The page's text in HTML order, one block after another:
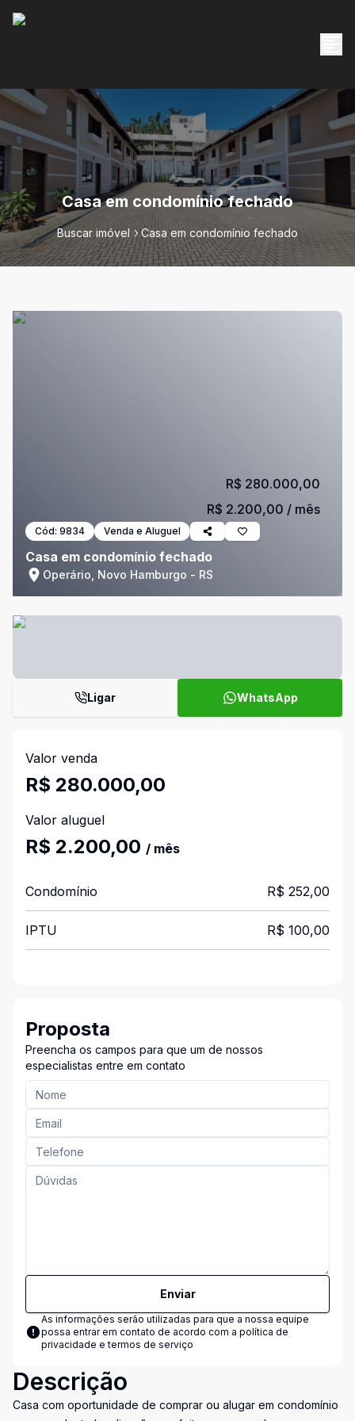
Casa em condomínio fechado
Buscar imóvel Casa em condomínio fechado
Cód: 9834 Venda e Aluguel
Casa em condomínio fechado
Operário, Novo Hamburgo - RS
R$ 280.000,00
R$ 2.200,00 / mês
Ligar WhatsApp
Valor venda
R$ 280.000,00
Valor aluguel
R$ 2.200,00 / mês
Condomínio R$ 252,00
IPTU R$ 100,00
Proposta
Preencha os campos para que um de nossos
especialistas entre em contato
Enviar
As informações serão utilizadas para que a nossa equipe
possa entrar em contato de acordo com a política de
privacidade e termos de serviço
Descrição
Casa com oportunidade de comprar ou alugar em condomínio